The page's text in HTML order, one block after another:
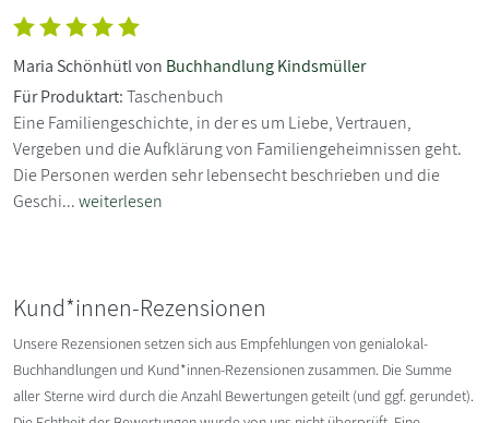
Maria Schönhütl von Buchhandlung Kindsmüller
Für Produktart:Taschenbuch
Eine Familiengeschichte, in der es um Liebe, Vertrauen,
Vergeben und die Aufklärung von Familiengeheimnissen geht.
Die Personen werden sehr lebensecht beschrieben und die
Geschi...weiterlesen
Kund*innen-Rezensionen
Unsere Rezensionen setzen sich aus Empfehlungen von genialokal-
Buchhandlungen und Kund*innen-Rezensionen zusammen. Die Summe
aller Sterne wird durch die Anzahl Bewertungen geteilt (und ggf. gerundet).